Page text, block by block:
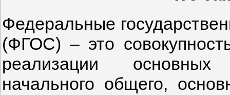
Федеральные
(ФГОС) – это
реализации основных
начального общего,